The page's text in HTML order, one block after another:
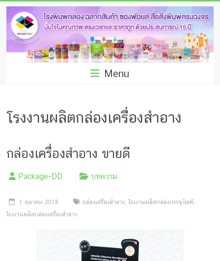
Skip
content
โรง
พิมพ์
กล่อง
ผลิต
ซอง
ฟอยล์
รับ
ผลิต
กล่อง
Menu
โรงงานผลิตกล่องเครื่องสำอาง
กล่องเครื่องสำอาง ขายดี
Package-DD บทความ
1 ตุลาคม 2018 กล่องเครื่องสำอาง,โรงงานผลิตกล่องบรรจุภัณฑ์,
โรงงานผลิตกล่องเครื่องสำอาง